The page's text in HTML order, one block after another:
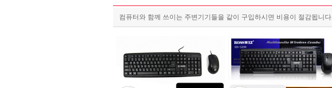
컴퓨터와 함께 쓰이는 주변기기들을 같이 구입하시면 비용이 절감됩니다.